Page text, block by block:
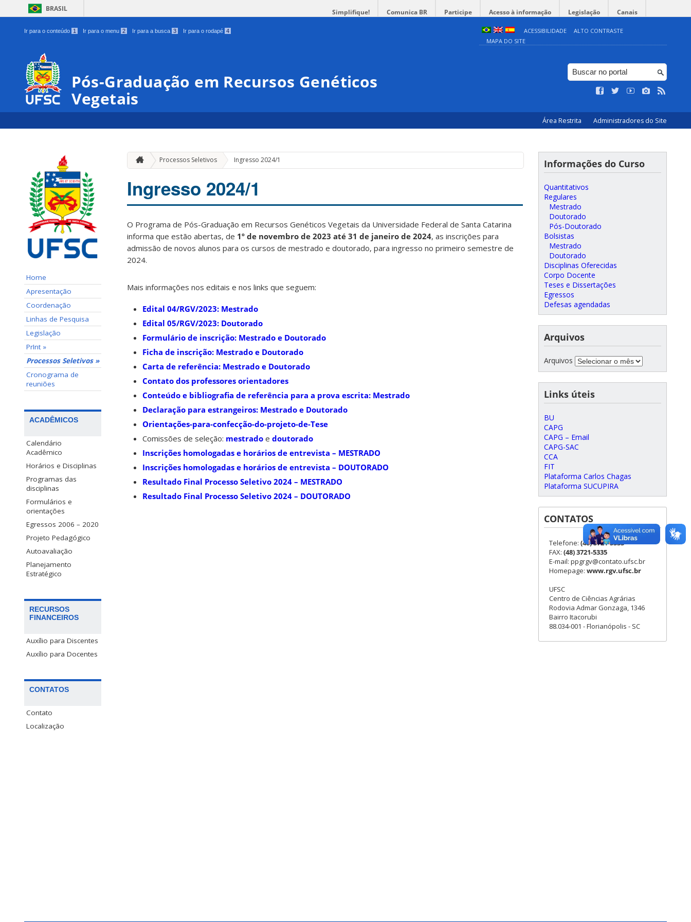
BRASIL Simplifique! Comunica BR Participe Acesso à informação Legislação Canais
Ir para o conteúdo 1 Ir para o menu 2 Ir para a busca 3 Ir para o rodapé 4 ACESSIBILIDADE
ALTO CONTRASTE
MAPA DO SITE
Pós-Graduação em Recursos Genéticos
Vegetais
Área Restrita Administradores do Site
Home
Apresentação
Coordenação
Linhas de Pesquisa
Legislação
PrInt »
Processos Seletivos »
Cronograma de
reuniões
ACADÊMICOS
Calendário
Acadêmico
Horários e Disciplinas
Programas das
disciplinas
Formulários e
orientações
Egressos 2006 – 2020
Projeto Pedagógico
Autoavaliação
Planejamento
Estratégico
RECURSOS
FINANCEIROS
Auxílio para Discentes
Auxílio para Docentes
CONTATOS
Contato
Localização
Processos Seletivos Ingresso 2024/1
Ingresso 2024/1
O Programa de Pós-Graduação em Recursos Genéticos Vegetais da Universidade Federal de Santa Catarina
informa que estão abertas, de 1º de novembro de 2023 até 31 de janeiro de 2024, as inscrições para
admissão de novos alunos para os cursos de mestrado e doutorado, para ingresso no primeiro semestre de
2024.
Mais informações nos editais e nos links que seguem:
Edital 04/RGV/2023: Mestrado
Edital 05/RGV/2023: Doutorado
Formulário de inscrição: Mestrado e Doutorado
Ficha de inscrição: Mestrado e Doutorado
Carta de referência: Mestrado e Doutorado
Contato dos professores orientadores
Conteúdo e bibliografia de referência para a prova escrita: Mestrado
Declaração para estrangeiros: Mestrado e Doutorado
Orientações-para-confecção-do-projeto-de-Tese
Comissões de seleção: mestrado e doutorado
Inscrições homologadas e horários de entrevista – MESTRADO
Inscrições homologadas e horários de entrevista – DOUTORADO
Resultado Final Processo Seletivo 2024 – MESTRADO
Resultado Final Processo Seletivo 2024 – DOUTORADO
Informações do Curso
Quantitativos
Regulares
Mestrado
Doutorado
Pós-Doutorado
Bolsistas
Mestrado
Doutorado
Disciplinas Oferecidas
Corpo Docente
Teses e Dissertações
Egressos
Defesas agendadas
Arquivos
Arquivos
Links úteis
BU
CAPG
CAPG – Email
CAPG-SAC
CCA
FIT
Plataforma Carlos Chagas
Plataforma SUCUPIRA
CONTATOS
Telefone: (48) 3721-5333
FAX: (48) 3721-5335
E-mail: ppgrgv@contato.ufsc.br
Homepage: www.rgv.ufsc.br
UFSC
Centro de Ciências Agrárias
Rodovia Admar Gonzaga, 1346
Bairro Itacorubi
88.034-001 - Florianópolis - SC